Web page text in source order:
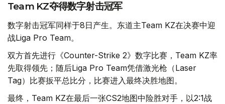
Team KZ夺得数字射击冠军
数字射击冠军同样于8日产生。东道主Team KZ在决赛中迎
战Liga Pro Team。
双方首先进行《Counter-Strike 2》数字比赛，Team KZ率
先取得领先；随后Liga Pro Team凭借激光枪（Laser
Tag）比赛扳平总比分，比赛进入最终决胜地图。
最终，Team KZ在最后一张CS2地图中险胜对手，以2:1战